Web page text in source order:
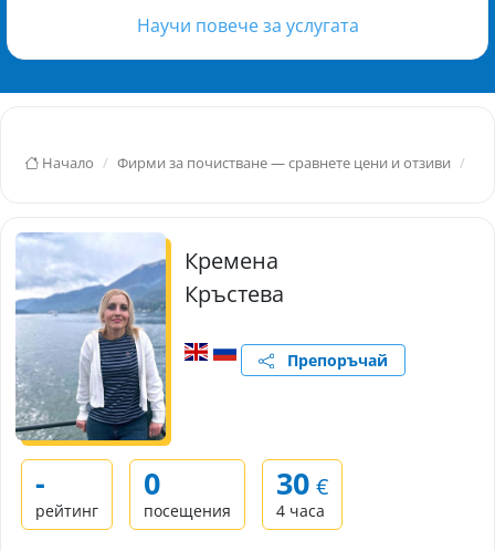
Научи повече за услугата
Начало Фирми за почистване — сравнете цени и отзиви
Кремена
Кръстева
Препоръчай
-
рейтинг
0
посещения
30 €
4 часа